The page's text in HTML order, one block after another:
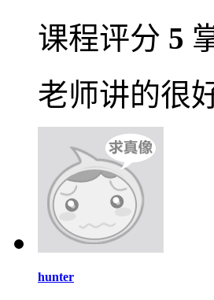
课程评分 5
老师讲的很
hunter